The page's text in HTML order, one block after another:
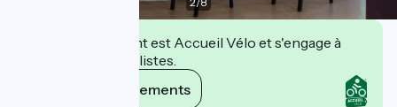
Cet établissement est Accueil Vélo et s'engage à
accueillir des cyclistes.
Voir ses engagements